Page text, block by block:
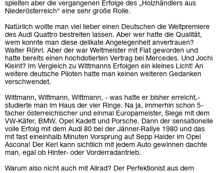
spielten aber die vergangenen Erfolge des „Holzhändlers aus
Niederösterreich“ eine sehr große Rolle.
Natürlich wollte man viel lieber einen Deutschen die Weltpremiere
des Audi Quattro bestreiten lassen. Aber wer hatte die Qualität,
wem konnte man diese delikate Angelegenheit anvertrauen?
Walter Röhrl. Aber der war Weltmeister mit Fiat geworden und
hatte bereits einen hochdotierten Vertrag bei Mercedes. Und Jochi
Kleint? Im Vergleich zu Wittmanns Erfolgen ein kleines Licht! An
weitere deutsche Piloten hatte man keinen weiteren Gedanken
verschwendet.
Wittmann, Wittmann, Wittmann, - was hatte er bisher erreicht,-
studierte man im Haus der vier Ringe. Na ja, immerhin schon 5-
facher österreichischer und einmal Europameister, Siege mit dem
VW-Käfer, BMW, Opel Kadett und Porsche. Dann der sensationelle
volle Erfolg mit dem Audi 80 bei der Jänner-Rallye 1980 und das
mit fast eineinhalb Minuten Vorsprung auf Sepp Haider im Opel
Ascona! Der Kerl kann sichtlich mit jedem Auto gewinnen dachte
man, egal ob Hinter- oder Vorderradantrieb.
Warum also nicht auch mit Allrad? Der Perfektionist aus dem